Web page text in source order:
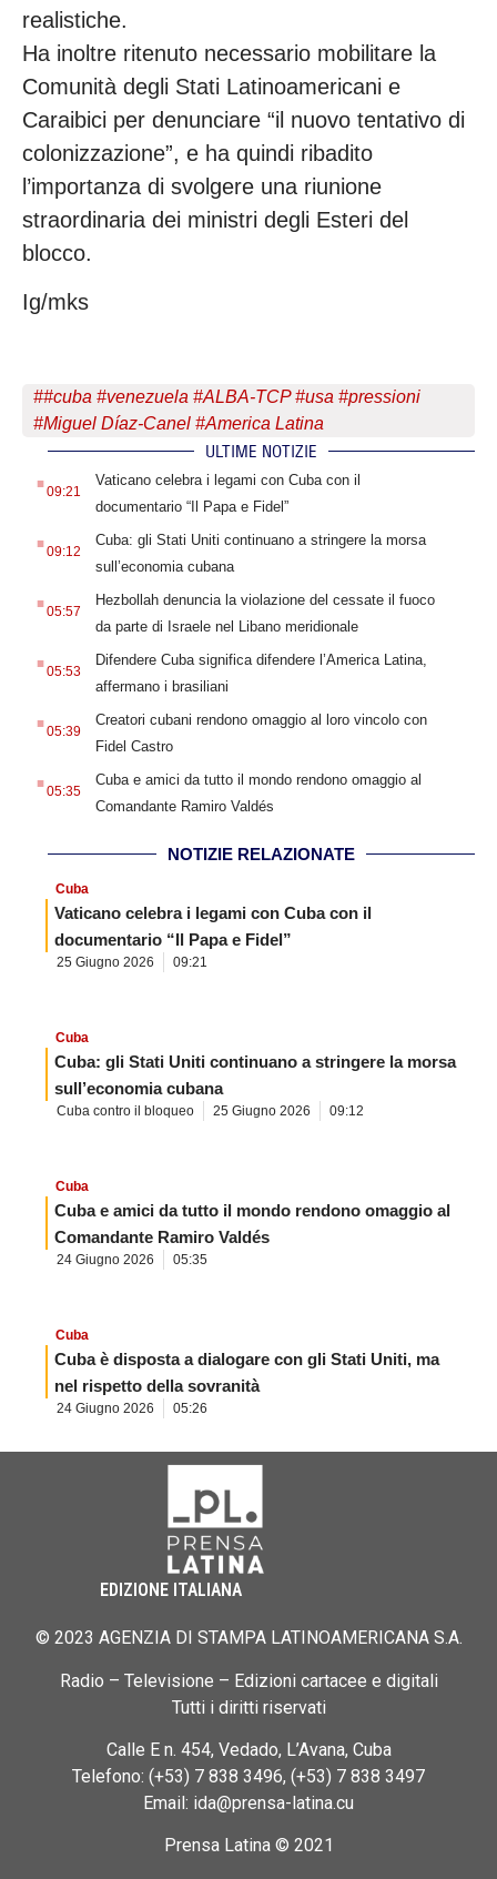
realistiche.
Ha inoltre ritenuto necessario mobilitare la
Comunità degli Stati Latinoamericani e
Caraibici per denunciare “il nuovo tentativo di
colonizzazione”, e ha quindi ribadito
l’importanza di svolgere una riunione
straordinaria dei ministri degli Esteri del
blocco.
Ig/mks
##cuba #venezuela #ALBA-TCP #usa #pressioni
#Miguel Díaz-Canel #America Latina
ULTIME NOTIZIE
.09:21
Vaticano celebra i legami con Cuba con il
documentario “Il Papa e Fidel”
.09:12
Cuba: gli Stati Uniti continuano a stringere la morsa
sull’economia cubana
.05:57
Hezbollah denuncia la violazione del cessate il fuoco
da parte di Israele nel Libano meridionale
.05:53
Difendere Cuba significa difendere l’America Latina,
affermano i brasiliani
.05:39
Creatori cubani rendono omaggio al loro vincolo con
Fidel Castro
.05:35
Cuba e amici da tutto il mondo rendono omaggio al
Comandante Ramiro Valdés
NOTIZIE RELAZIONATE
Cuba
Vaticano celebra i legami con Cuba con il
documentario “Il Papa e Fidel”
25 Giugno 2026 09:21
Cuba
Cuba: gli Stati Uniti continuano a stringere la morsa
sull’economia cubana
Cuba contro il bloqueo 25 Giugno 2026 09:12
Cuba
Cuba e amici da tutto il mondo rendono omaggio al
Comandante Ramiro Valdés
24 Giugno 2026 05:35
Cuba
Cuba è disposta a dialogare con gli Stati Uniti, ma
nel rispetto della sovranità
24 Giugno 2026 05:26
EDIZIONE ITALIANA
© 2023 AGENZIA DI STAMPA LATINOAMERICANA S.A.
Radio – Televisione – Edizioni cartacee e digitali
Tutti i diritti riservati
Calle E n. 454, Vedado, L’Avana, Cuba
Telefono: (+53) 7 838 3496, (+53) 7 838 3497
Email: ida@prensa-latina.cu
Prensa Latina © 2021